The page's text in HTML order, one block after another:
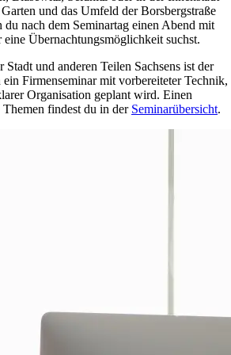
und das Umfeld der Borsbergstraße
du nach dem Seminartag einen Abend mit
eine Übernachtungsmöglichkeit suchst.
Stadt und anderen Teilen Sachsens ist der
Firmenseminar mit vorbereiteter Technik,
Organisation geplant wird. Einen
findest du in der Seminarübersicht.